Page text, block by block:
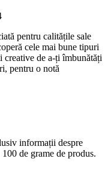
pentru calitățile sale
cele mai bune tipuri
creative de a-ți îmbunătăți
pentru o notă
informații despre
de grame de produs.